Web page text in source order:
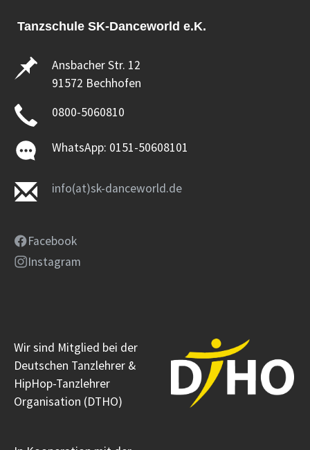
Tanzschule SK-Danceworld e.K.
Ansbacher Str. 12
91572 Bechhofen
0800-5060810
WhatsApp: 0151-50608101
info(at)sk-danceworld.de
Facebook
Instagram
Wir sind Mitglied bei der
Deutschen Tanzlehrer &
HipHop-Tanzlehrer
Organisation (DTHO)